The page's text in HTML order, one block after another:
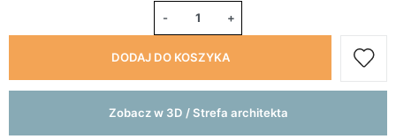
- +
DODAJ DO KOSZYKA
Zobacz w 3D / Strefa architekta